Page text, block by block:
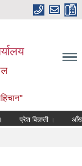
प्रेश विज्ञप्ती । आँखा